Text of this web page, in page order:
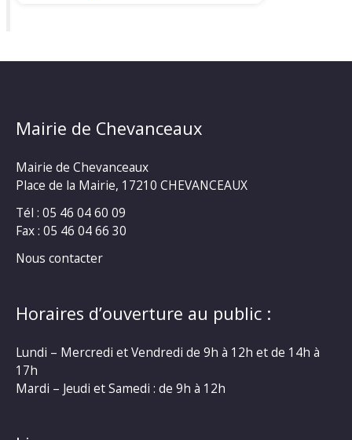
Mairie de Chevanceaux
Mairie de Chevanceaux
Place de la Mairie, 17210 CHEVANCEAUX
Tél : 05 46 04 60 09
Fax : 05 46 04 66 30
Nous contacter
Horaires d’ouverture au public :
Lundi – Mercredi et Vendredi de 9h à 12h et de 14h à
17h
Mardi – Jeudi et Samedi : de 9h à 12h